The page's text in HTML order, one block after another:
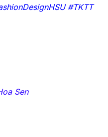
#TKTT
Sen